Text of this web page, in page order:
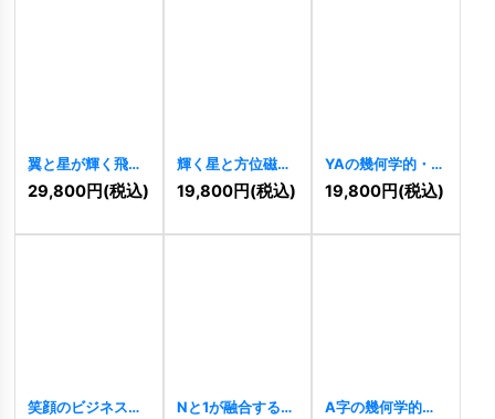
翼と星が輝く飛躍
の円形ロゴ
11194
29,800円(税込)
輝く星と方位磁石
のダイナミックロ
ゴ [ 11184 ]
19,800円(税込)
YAの幾何学的・先
進的連結ロゴ
11180 ]
19,800円(税込)
笑顔のビジネスマ
Nと1が融合する幾
A字の幾何学的・